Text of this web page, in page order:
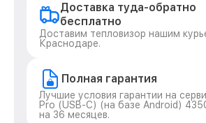
Доставка туда-обратно
бесплатно
Доставим тепловизор нашим
Краснодаре.
Полная гарантия
Лучшие условия гарантии на
Pro (USB-C) (на базе Android)
на 36 месяцев.